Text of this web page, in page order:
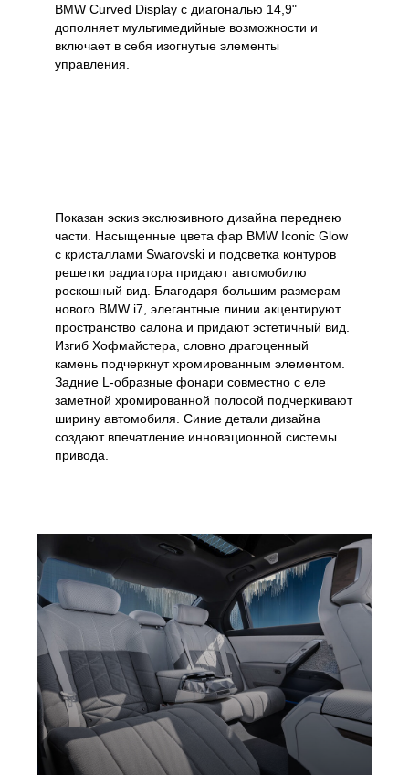
BMW Curved Display с диагональю 14,9"
дополняет мультимедийные возможности и
включает в себя изогнутые элементы
управления.
Показан эскиз экслюзивного дизайна переднею
части. Насыщенные цвета фар BMW Iconic Glow
с кристаллами Swarovski и подсветка контуров
решетки радиатора придают автомобилю
роскошный вид. Благодаря большим размерам
нового BMW i7, элегантные линии акцентируют
пространство салона и придают эстетичный вид.
Изгиб Хофмайстера, словно драгоценный
камень подчеркнут хромированным элементом.
Задние L-образные фонари совместно с еле
заметной хромированной полосой подчеркивают
ширину автомобиля. Синие детали дизайна
создают впечатление инновационной системы
привода.